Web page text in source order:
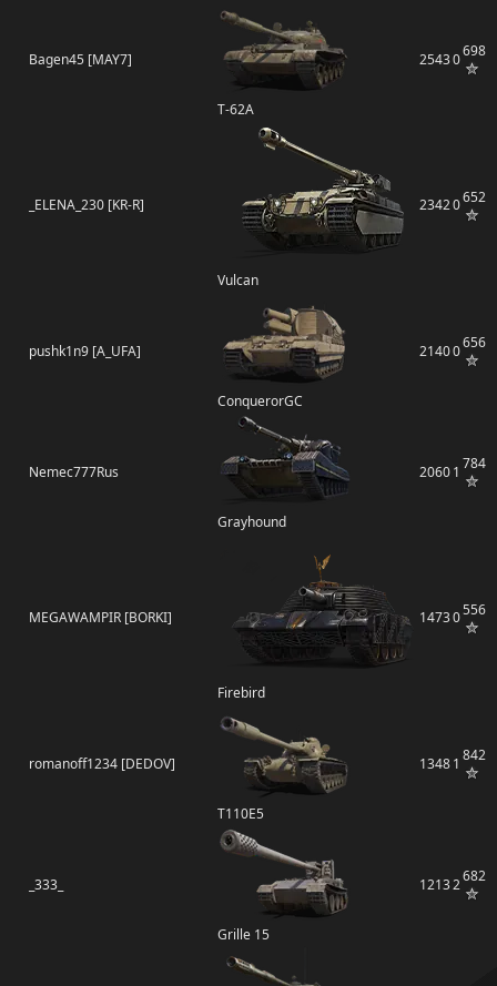
Bagen45 [MAY7]
Т-62А
25430698
_ELENA_230 [KR-R]
Vulcan
23420652
pushk1n9 [A_UFA]
ConquerorGC
21400656
Nemec777Rus
Grayhound
20601 784
MEGAWAMPIR [BORKI]
Firebird
14730556
romanoff1234 [DEDOV]
T110E5
13481 842
_333_
Grille 15
12132682